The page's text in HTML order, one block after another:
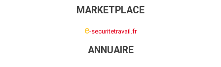
MARKETPLACE
e-securitetravail.fr
ANNUAIRE